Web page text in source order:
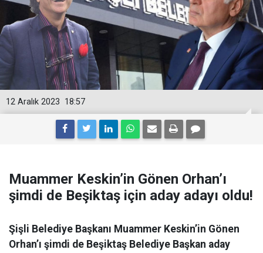
18:57
12 Aralık 2023
Muammer Keskin’in Gönen Orhan’ı
şimdi de Beşiktaş için aday adayı oldu!
Şişli Belediye Başkanı Muammer Keskin’in Gönen
Orhan’ı şimdi de Beşiktaş Belediye Başkan aday